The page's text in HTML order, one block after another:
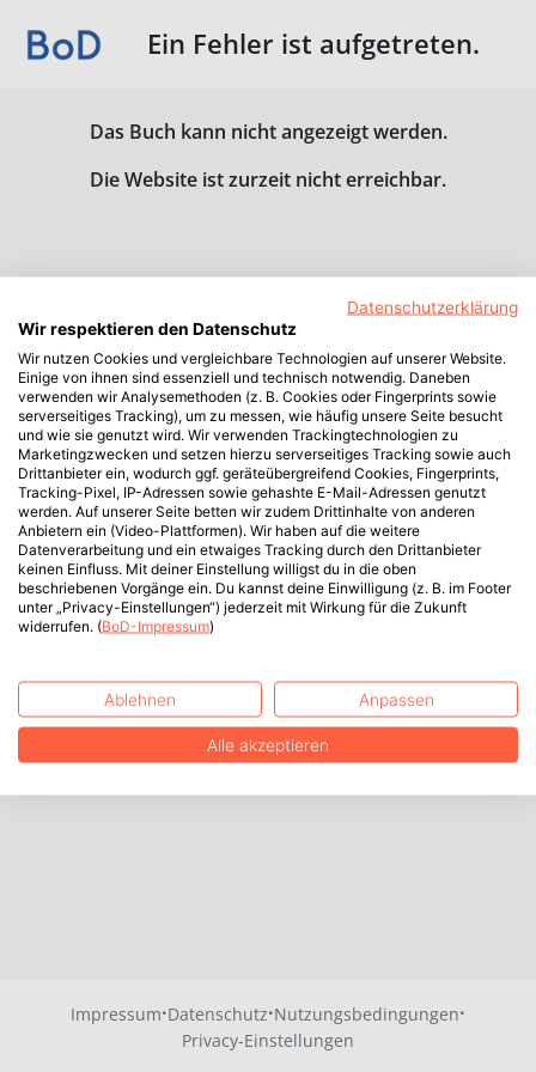
Ein Fehler ist aufgetreten.
Das Buch kann nicht angezeigt werden.
Die Website ist zurzeit nicht erreichbar.
Impressum·Datenschutz·Nutzungsbedingungen·
Privacy-Einstellungen
Datenschutzerklärung
Wir respektieren den Datenschutz
Wir nutzen Cookies und vergleichbare Technologien auf unserer Website.
Einige von ihnen sind essenziell und technisch notwendig. Daneben
verwenden wir Analysemethoden (z. B. Cookies oder Fingerprints sowie
serverseitiges Tracking), um zu messen, wie häufig unsere Seite besucht
und wie sie genutzt wird. Wir verwenden Trackingtechnologien zu
Marketingzwecken und setzen hierzu serverseitiges Tracking sowie auch
Drittanbieter ein, wodurch ggf. geräteübergreifend Cookies, Fingerprints,
Tracking-Pixel, IP-Adressen sowie gehashte E-Mail-Adressen genutzt
werden. Auf unserer Seite betten wir zudem Drittinhalte von anderen
Anbietern ein (Video-Plattformen). Wir haben auf die weitere
Datenverarbeitung und ein etwaiges Tracking durch den Drittanbieter
keinen Einfluss. Mit deiner Einstellung willigst du in die oben
beschriebenen Vorgänge ein. Du kannst deine Einwilligung (z. B. im Footer
unter „Privacy-Einstellungen“) jederzeit mit Wirkung für die Zukunft
widerrufen. (BoD-Impressum)
Ablehnen Anpassen
Alle akzeptieren